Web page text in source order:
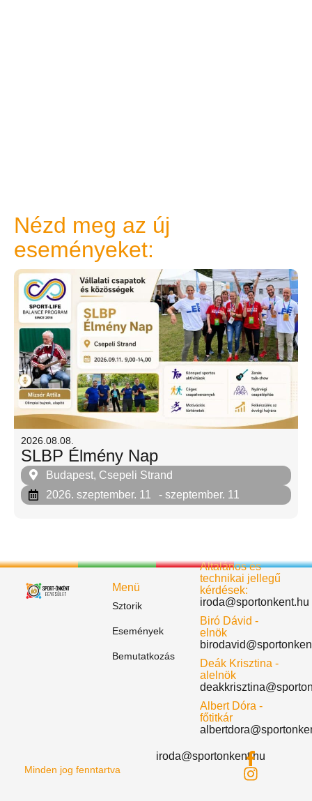
Nézd meg az új
eseményeket:
2026.08.08.
SLBP Élmény Nap
Budapest, Csepeli Strand
2026. szeptember. 11
- szeptember. 11
Menü
Sztorik
Események
Bemutatkozás
Általános és
technikai jellegű
kérdések:
iroda@sportonkent.hu
Biró Dávid -
elnök
Deák Krisztina -
alelnök
Albert Dóra -
főtitkár
Minden jog fenntartva
iroda@sportonkent.hu